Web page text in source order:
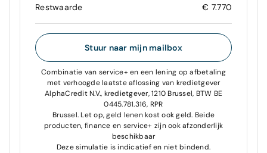
Restwaarde
€ 7.770
Stuur naar mijn mailbox
Combinatie van service+ en een lening op afbetaling
met verhoogde laatste aflossing van kredietgever
AlphaCredit N.V., kredietgever, 1210 Brussel, BTW BE
0445.781.316, RPR
Brussel. Let op, geld lenen kost ook geld. Beide
producten, finance en service+ zijn ook afzonderlijk
beschikbaar
Deze simulatie is indicatief en niet bindend.